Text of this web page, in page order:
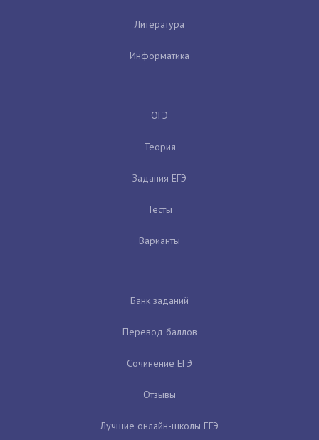
Литература
Информатика
ОГЭ
Теория
Задания ЕГЭ
Тесты
Варианты
Банк заданий
Перевод баллов
Сочинение ЕГЭ
Отзывы
Лучшие онлайн-школы ЕГЭ